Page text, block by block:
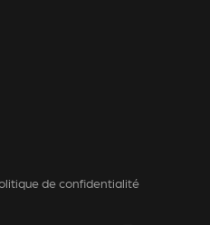
de confidentialité